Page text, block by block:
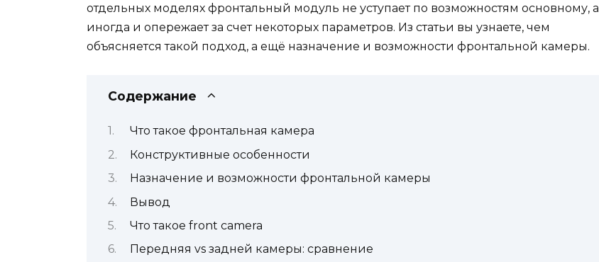
отдельных моделях фронтальный модуль не уступает по возможностям основному, а
иногда и опережает за счет некоторых параметров. Из статьи вы узнаете, чем
объясняется такой подход, а ещё назначение и возможности фронтальной камеры.
Содержание
Что такое фронтальная камера
Конструктивные особенности
Назначение и возможности фронтальной камеры
Вывод
Что такое front camera
Передняя vs задней камеры: сравнение